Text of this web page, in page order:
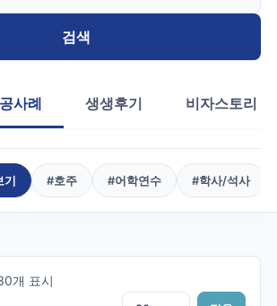
검색
사례 생생후기 비자스토리
기 #호주 #어학연수 #학사/석사
개 표시